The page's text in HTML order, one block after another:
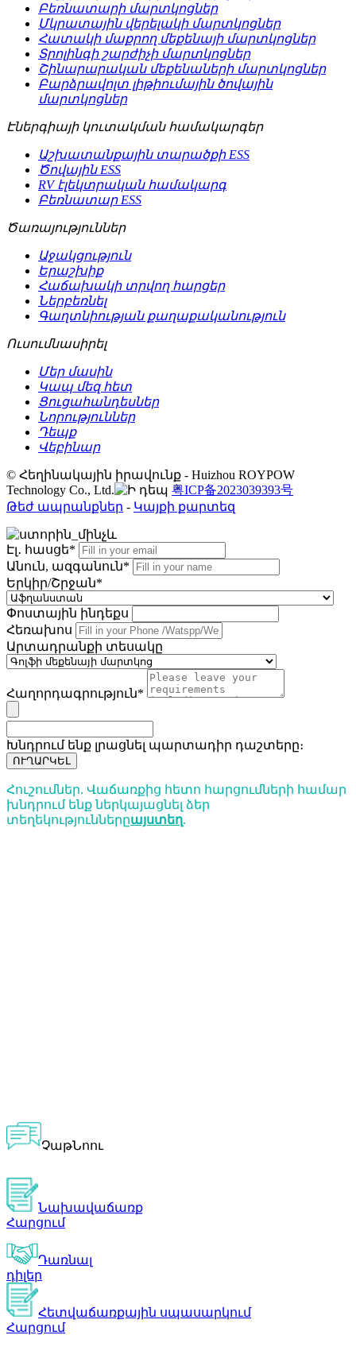
Բեռնատարի մարտկոցներ
Մկրատային վերելակի մարտկոցներ
Հատակի մաքրող մեքենայի մարտկոցներ
Տրոլինգի շարժիչի մարտկոցներ
Շինարարական մեքենաների մարտկոցներ
Բարձրավոլտ լիթիումային ծովային
մարտկոցներ
Էներգիայի կուտակման համակարգեր
Աշխատանքային տարածքի ESS
Ծովային ESS
RV էլեկտրական համակարգ
Բեռնատար ESS
Ծառայություններ
Աջակցություն
Երաշխիք
Հաճախակի տրվող հարցեր
Ներբեռնել
Գաղտնիության քաղաքականություն
Ուսումնասիրել
Մեր մասին
Կապ մեզ հետ
Ցուցահանդեսներ
Նորություններ
Դեպք
Վեբինար
© Հեղինակային իրավունք - Huizhou ROYPOW
Technology Co., Ltd.
粤ICP备2023039393号
Թեժ ապրանքներ - Կայքի քարտեզ
Էլ․ հասցե*
Անուն, ազգանուն*
Երկիր/Շրջան*
Փոստային ինդեքս
Հեռախոս
Արտադրանքի տեսակը
Հաղորդագրություն*
Խնդրում ենք լրացնել պարտադիր դաշտերը։
ՈՒՂԱՐԿԵԼ
Հուշումներ. Վաճառքից հետո հարցումների համար
խնդրում ենք ներկայացնել ձեր
տեղեկություններըայստեղ.
ՉաթՆոու
Նախավաճառք
Հարցում
Դառնալ
դիլեր
Հետվաճառքային սպասարկում
Հարցում